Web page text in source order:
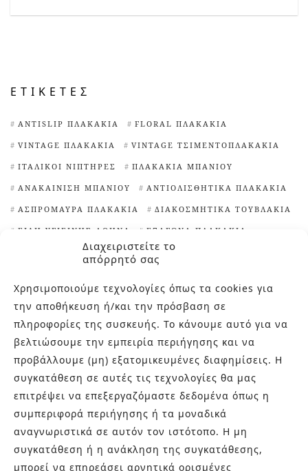
Διαχειριστείτε το
απόρρητό σας
Χρησιμοποιούμε τεχνολογίες όπως τα cookies για
την αποθήκευση ή/και την πρόσβαση σε
πληροφορίες της συσκευής. Το κάνουμε αυτό για να
βελτιώσουμε την εμπειρία περιήγησης και να
προβάλλουμε (μη) εξατομικευμένες διαφημίσεις. Η
συγκατάθεση σε αυτές τις τεχνολογίες θα μας
επιτρέψει να επεξεργαζόμαστε δεδομένα όπως η
συμπεριφορά περιήγησης ή τα μοναδικά
αναγνωριστικά σε αυτόν τον ιστότοπο. Η μη
συγκατάθεση ή η ανάκληση της συγκατάθεσης,
μπορεί να επηρεάσει αρνητικά ορισμένες
ΕΤΙΚΈΤΕΣ
ANTISLIP ΠΛΑΚΆΚΙΑ FLORAL ΠΛΑΚΆΚΙΑ
VINTAGE ΠΛΑΚΆΚΙΑ VINTAGE ΤΣΙΜΕΝΤΟΠΛΑΚΆΚΙΑ
ΙΤΑΛΙΚΟΊ ΝΙΠΤΉΡΕΣ ΠΛΑΚΆΚΙΑ ΜΠΆΝΙΟΥ
ΑΝΑΚΑΊΝΙΣΗ ΜΠΆΝΙΟΥ ΑΝΤΙΟΛΙΣΘΗΤΙΚΆ ΠΛΑΚΆΚΙΑ
ΑΣΠΡΌΜΑΥΡΑ ΠΛΑΚΆΚΙΑ ΔΙΑΚΟΣΜΗΤΙΚΆ ΤΟΥΒΛΆΚΙΑ
ΕΊΔΗ ΥΓΙΕΙΝΉΣ ΑΘΉΝΑ ΕΞΆΓΩΝΑ ΠΛΑΚΆΚΙΑ
ΙΔΈΕΣ ΓΙΑ ΠΛΑΚΆΚΙΑ ΚΟΥΖΊΝΑΣ
ΙΔΙΑΊΤΕΡΑ ΠΛΑΚΆΚΙΑ ΚΟΥΖΊΝΑΣ
ΙΔΙΑΊΤΕΡΕΣ ΨΗΦΊΔΕΣ ΠΙΣΊΝΑΣ
ΚΑΘΑΡΙΣΤΙΚΌ ΑΛΆΤΩΝ ΜΑΡΟΚΙΝΆ ΠΛΑΚΆΚΙΑ
ΜΠΑΝΙΈΡΕΣ ΕΛΕΎΘΕΡΗΣ ΤΟΠΟΘΈΤΗΣΗΣ ΝΙΠΤΉΡΕΣ
ΝΙΠΤΉΡΕΣ ΜΠΆΝΙΟΥ ΠΙΣΊΝΕΣ
ΠΛΑΚΆΚΙΑ TERRAZZO ΠΛΑΚΆΚΙΑ ΑΠΟΜΊΜΗΣΗ ΞΎΛΟΥ
ΠΛΑΚΆΚΙΑ ΓΙΑ ΕΠΈΝΔΥΣΗ ΤΟΊΧΩΝ
ΠΛΑΚΆΚΙΑ ΕΞΩΤΕΡΙΚΟΎ ΧΏΡΟΥ ΠΛΑΚΆΚΙΑ ΚΟΥΖΊΝΑΣ
ΠΛΑΚΆΚΙΑ ΜΕ ΓΕΩΜΕΤΡΙΚΆ ΣΧΈΔΙΑ